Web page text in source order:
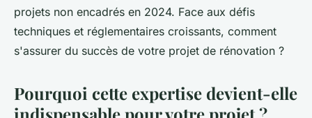
projets non encadrés en 2024. Face aux défis
techniques et réglementaires croissants, comment
s'assurer du succès de votre projet de rénovation ?
Pourquoi cette expertise devient-elle